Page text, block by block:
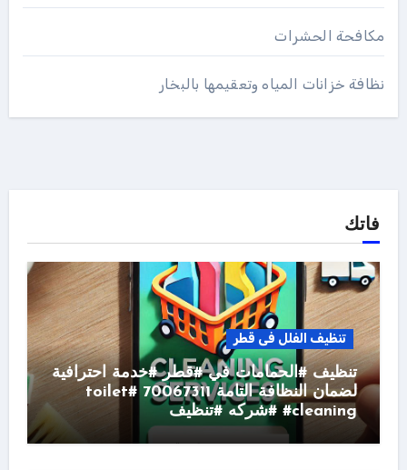
مكافحة الحشرات
نظافة خزانات المياه وتعقيمها بالبخار
فاتك
تنظيف الفلل فى قطر
تنظيف #الحمامات في #قطر #خدمة احترافية
لضمان النظافة التامة 70067311 #toilet
#cleaning #شركه #تنظيف